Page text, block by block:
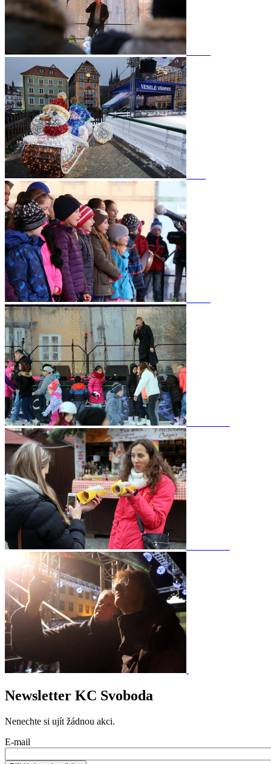
Newsletter KC Svoboda
Nenechte si ujít žádnou akci.
E-mail